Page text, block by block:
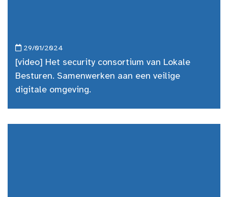
29/01/2024
[video] Het security consortium van Lokale
Besturen. Samenwerken aan een veilige
digitale omgeving.